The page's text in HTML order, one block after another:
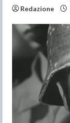
Redazione